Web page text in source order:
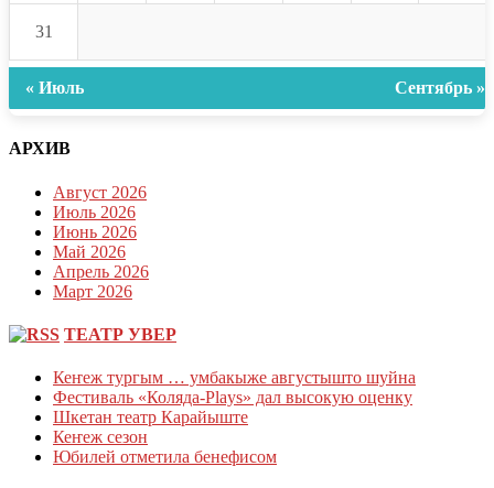
31
« Июль Сентябрь »
АРХИВ
Август 2026
Июль 2026
Июнь 2026
Май 2026
Апрель 2026
Март 2026
ТЕАТР УВЕР
Кеҥеж тургым … умбакыже августышто шуйна
Фестиваль «Коляда-Plays» дал высокую оценку
Шкетан театр Карайыште
Кеҥеж сезон
Юбилей отметила бенефисом